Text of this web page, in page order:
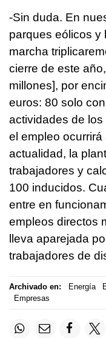
-Sin duda. En
parques eólicos y
marcha
cierre de este
millones], por
euros: 80 solo
actividades de
el empleo
actualidad, la
trabajadores y
100 inducidos.
entre en
empleos directos
lleva aparejada
trabajadores de
Archivado en: Energía
Empresas